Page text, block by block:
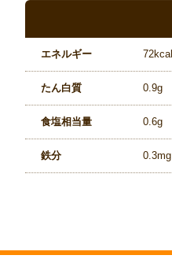
エネルギー 72kcal
たん白質 0.9g
食塩相当量 0.6g
鉄分 0.3mg